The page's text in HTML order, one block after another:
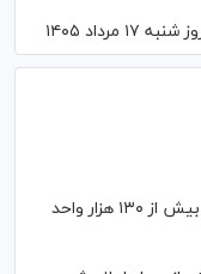
۱۴۰۵
تداوم روند صعودی بورس/ شاخص کل بیش از ۱۳۰ هزار واحد